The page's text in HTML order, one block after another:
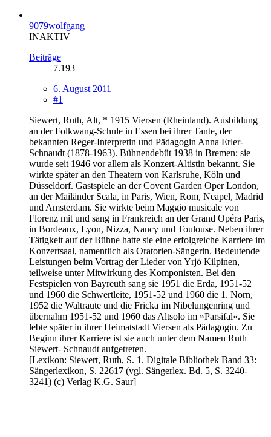
9079wolfgang
INAKTIV
Beiträge
7.193
6. August 2011
#1
Siewert, Ruth, Alt, * 1915 Viersen (Rheinland). Ausbildung
an der Folkwang-Schule in Essen bei ihrer Tante, der
bekannten Reger-Interpretin und Pädagogin Anna Erler-
Schnaudt (1878-1963). Bühnendebüt 1938 in Bremen; sie
wurde seit 1946 vor allem als Konzert-Altistin bekannt. Sie
wirkte später an den Theatern von Karlsruhe, Köln und
Düsseldorf. Gastspiele an der Covent Garden Oper London,
an der Mailänder Scala, in Paris, Wien, Rom, Neapel, Madrid
und Amsterdam. Sie wirkte beim Maggio musicale von
Florenz mit und sang in Frankreich an der Grand Opéra Paris,
in Bordeaux, Lyon, Nizza, Nancy und Toulouse. Neben ihrer
Tätigkeit auf der Bühne hatte sie eine erfolgreiche Karriere im
Konzertsaal, namentlich als Oratorien-Sängerin. Bedeutende
Leistungen beim Vortrag der Lieder von Yrjö Kilpinen,
teilweise unter Mitwirkung des Komponisten. Bei den
Festspielen von Bayreuth sang sie 1951 die Erda, 1951-52
und 1960 die Schwertleite, 1951-52 und 1960 die 1. Norn,
1952 die Waltraute und die Fricka im Nibelungenring und
übernahm 1951-52 und 1960 das Altsolo im »Parsifal«. Sie
lebte später in ihrer Heimatstadt Viersen als Pädagogin. Zu
Beginn ihrer Karriere ist sie auch unter dem Namen Ruth
Siewert- Schnaudt aufgetreten.
[Lexikon: Siewert, Ruth, S. 1. Digitale Bibliothek Band 33:
Sängerlexikon, S. 22617 (vgl. Sängerlex. Bd. 5, S. 3240-
3241) (c) Verlag K.G. Saur]